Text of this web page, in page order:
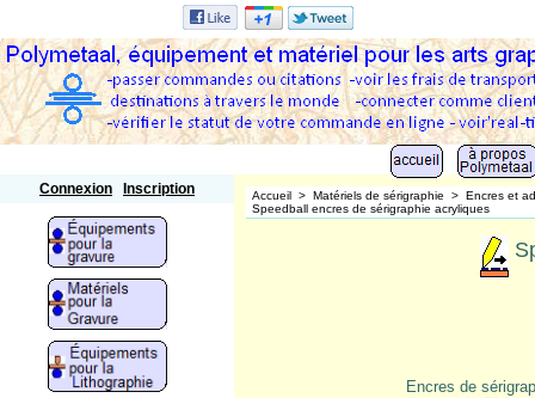
Connexion Inscription Accueil > Matériels de sérigraphie > Encres et
Speedball encres de sérigraphie acryliques
Encres de